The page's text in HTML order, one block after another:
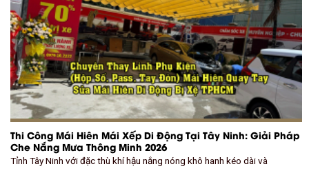
Thi Công Mái Hiên Mái Xếp Di Động Tại Tây Ninh: Giải Pháp
Che Nắng Mưa Thông Minh 2026
Tỉnh Tây Ninh với đặc thù khí hậu nắng nóng khô hanh kéo dài và